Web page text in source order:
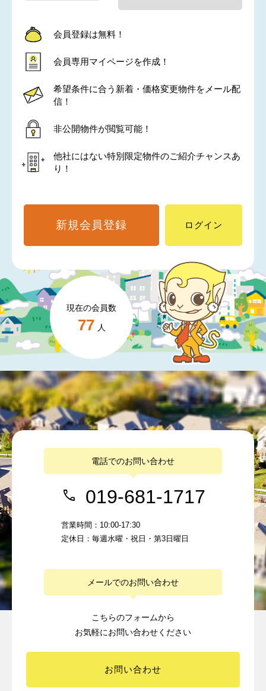
現在の会員数
77 人
会員登録は無料！
会員専用マイページを作成！
希望条件に合う新着・価格変更物件をメール配
信！
非公開物件が閲覧可能！
他社にはない特別限定物件のご紹介チャンスあ
り！
新規会員登録 ログイン
電話でのお問い合わせ
019-681-1717
営業時間：10:00-17:30
定休日：毎週水曜・祝日・第3日曜日
メールでのお問い合わせ
こちらのフォームから
お気軽にお問い合わせください
お問い合わせ